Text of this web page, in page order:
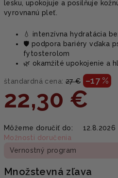
lesku, upokojuje a posilňuje
vyrovnanú pleť.
💧 intenzívna hydratácia
🛡️ podpora bariéry vďaka
fytosterolom
🌿 okamžité upokojenie a
štandardná cena: 27 € –17 %
22,30 €
cena:
Môžeme doručiť do:
12.8.2026
Možnosti doručenia
Vernostný program
Množstevná zľava